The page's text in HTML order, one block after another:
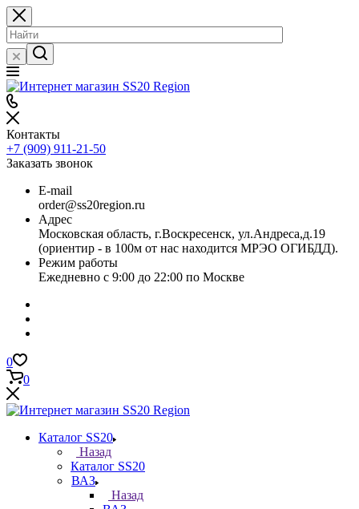
Контакты
+7 (909) 911-21-50
Заказать звонок
E-mail
order@ss20region.ru
Адрес
Московская область, г.Воскресенск, ул.Андреса,д.19
(ориентир - в 100м от нас находится МРЭО ОГИБДД).
Режим работы
Ежедневно с 9:00 до 22:00 по Москве
0
0
Каталог SS20
Назад
Каталог SS20
ВАЗ
Назад